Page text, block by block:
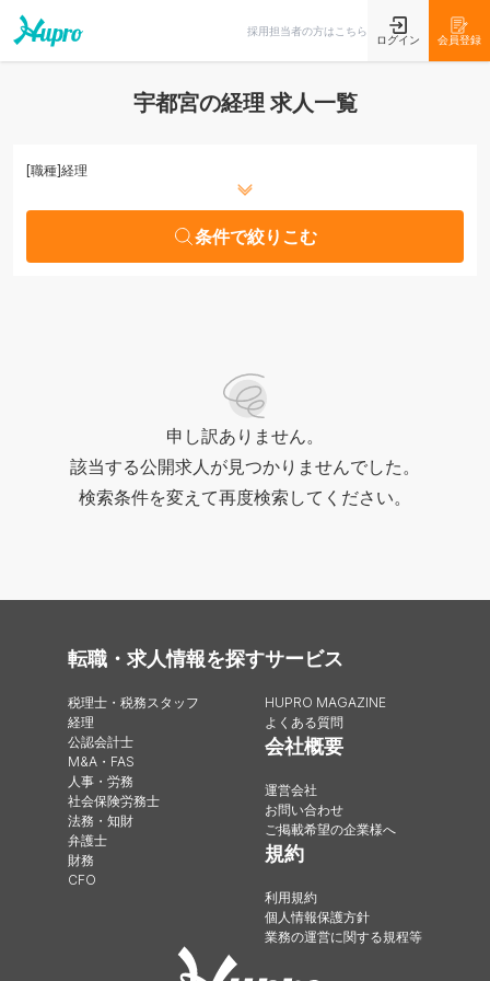
採用担当者の方はこちら
ログイン 会員登録
宇都宮の経理 求人一覧
[職種]経理
条件で絞りこむ
申し訳ありません。
該当する公開求人が見つかりませんでした。
検索条件を変えて再度検索してください。
転職・求人情報を探す
税理士・税務スタッフ
経理
公認会計士
M&A・FAS
人事・労務
社会保険労務士
法務・知財
弁護士
財務
CFO
サービス
HUPRO MAGAZINE
よくある質問
会社概要
運営会社
お問い合わせ
ご掲載希望の企業様へ
規約
利用規約
個人情報保護方針
業務の運営に関する規程等